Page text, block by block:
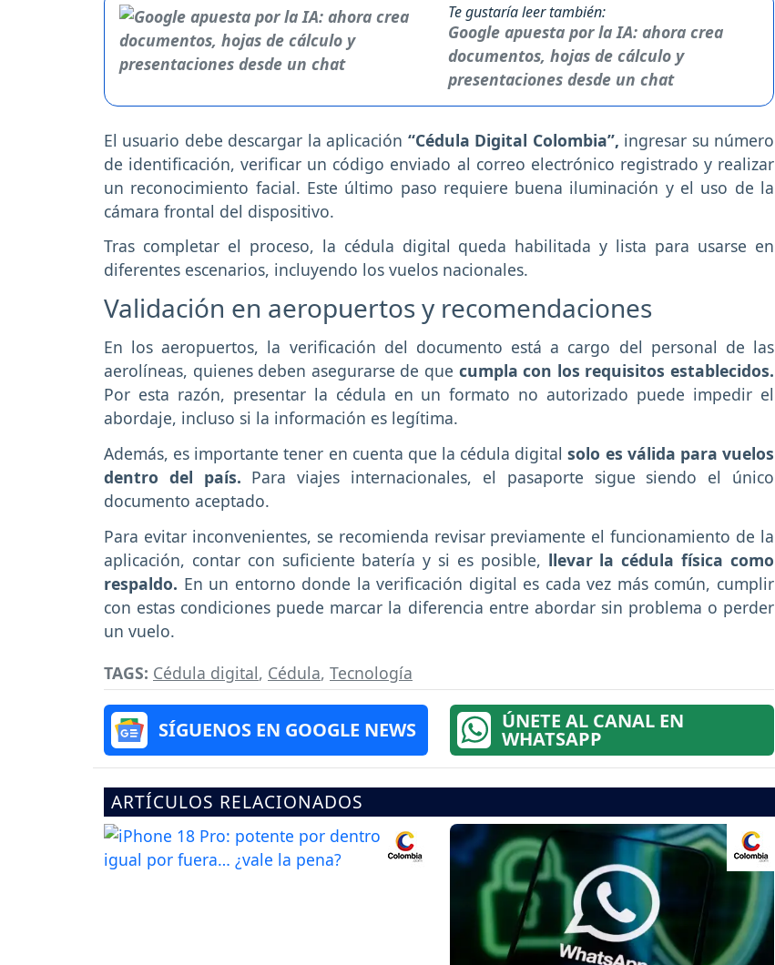
Te gustaría leer también:
Google apuesta por la IA: ahora crea
documentos, hojas de cálculo y
presentaciones desde un chat
El usuario debe descargar la aplicación “Cédula Digital Colombia”, ingresar su número
de identificación, verificar un código enviado al correo electrónico registrado y realizar
un reconocimiento facial. Este último paso requiere buena iluminación y el uso de la
cámara frontal del dispositivo.
Tras completar el proceso, la cédula digital queda habilitada y lista para usarse en
diferentes escenarios, incluyendo los vuelos nacionales.
Validación en aeropuertos y recomendaciones
En los aeropuertos, la verificación del documento está a cargo del personal de las
aerolíneas, quienes deben asegurarse de que cumpla con los requisitos establecidos.
Por esta razón, presentar la cédula en un formato no autorizado puede impedir el
abordaje, incluso si la información es legítima.
Además, es importante tener en cuenta que la cédula digitalsolo es válida para vuelos
dentro del país. Para viajes internacionales, el pasaporte sigue siendo el único
documento aceptado.
Para evitar inconvenientes, se recomienda revisar previamente el funcionamiento de la
aplicación, contar con suficiente batería y si es posible, llevar la cédula física como
respaldo. En un entorno donde la verificación digital es cada vez más común, cumplir
con estas condiciones puede marcar la diferencia entre abordar sin problema o perder
un vuelo.
TAGS: Cédula digital, Cédula, Tecnología
SÍGUENOS EN GOOGLE NEWS ÚNETE AL CANAL EN
WHATSAPP
ARTÍCULOS RELACIONADOS